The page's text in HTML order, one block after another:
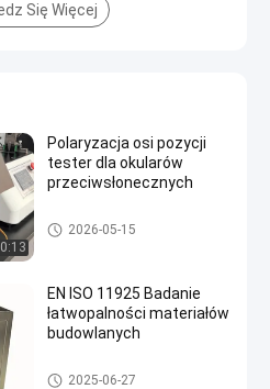
Się Więcej
Polaryzacja osi pozycji
tester dla okularów
przeciwsłonecznych
Sprzęt testowy
2026-05-15
EN ISO 11925 Badanie
łatwopalności materiałów
budowlanych
Sprzęt testowy
2025-06-27